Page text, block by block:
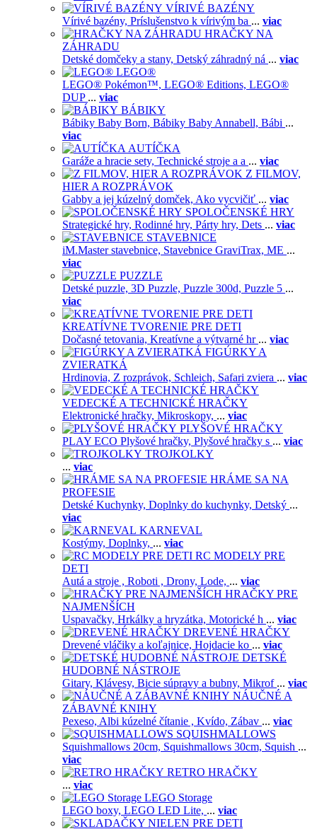
VÍRIVÉ BAZÉNY
Vírivé bazény, Príslušenstvo k vírivým ba ... viac
HRAČKY NA
ZÁHRADU
Detské domčeky a stany, Detský záhradný ná ... viac
LEGO®
LEGO® Pokémon™, LEGO® Editions, LEGO®
DUP ... viac
BÁBIKY
Bábiky Baby Born, Bábiky Baby Annabell, Bábi ...
viac
AUTÍČKA
Garáže a hracie sety, Technické stroje a a ... viac
Z FILMOV,
HIER A ROZPRÁVOK
Gabby a jej kúzelný domček, Ako vycvičiť ... viac
SPOLOČENSKÉ HRY
Strategické hry, Rodinné hry, Párty hry, Dets ... viac
STAVEBNICE
iM.Master stavebnice, Stavebnice GraviTrax, ME ...
viac
PUZZLE
Detské puzzle, 3D Puzzle, Puzzle 300d, Puzzle 5 ...
viac
KREATÍVNE TVORENIE PRE DETI
Dočasné tetovania, Kreatívne a výtvarné hr ... viac
FIGÚRKY A
ZVIERATKÁ
Hrdinovia, Z rozprávok, Schleich, Safari zviera ... viac
VEDECKÉ A TECHNICKÉ HRAČKY
Elektronické hračky, Mikroskopy, ... viac
PLYŠOVÉ HRAČKY
PLAY ECO Plyšové hračky, Plyšové hračky s ... viac
TROJKOLKY
... viac
HRÁME SA NA
PROFESIE
Detské Kuchynky, Doplnky do kuchynky, Detský ...
viac
KARNEVAL
Kostýmy, Doplnky, ... viac
RC MODELY PRE
DETI
Autá a stroje , Roboti , Drony, Lode, ... viac
HRAČKY PRE
NAJMENŠÍCH
Uspavačky, Hrkálky a hryzátka, Motorické h ... viac
DREVENÉ HRAČKY
Drevené vláčiky a koľajnice, Hojdacie ko ... viac
DETSKÉ
HUDOBNÉ NÁSTROJE
Gitary, Klávesy, Bicie súpravy a bubny, Mikrof ... viac
NÁUČNÉ A
ZÁBAVNÉ KNIHY
Pexeso, Albi kúzelné čítanie , Kvído, Zábav ... viac
SQUISHMALLOWS
Squishmallows 20cm, Squishmallows 30cm, Squish ...
viac
RETRO HRAČKY
... viac
LEGO Storage
LEGO boxy, LEGO LED Lite, ... viac